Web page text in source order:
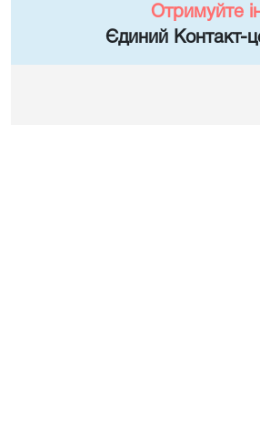
Отримуйте
Єдиний Контакт-